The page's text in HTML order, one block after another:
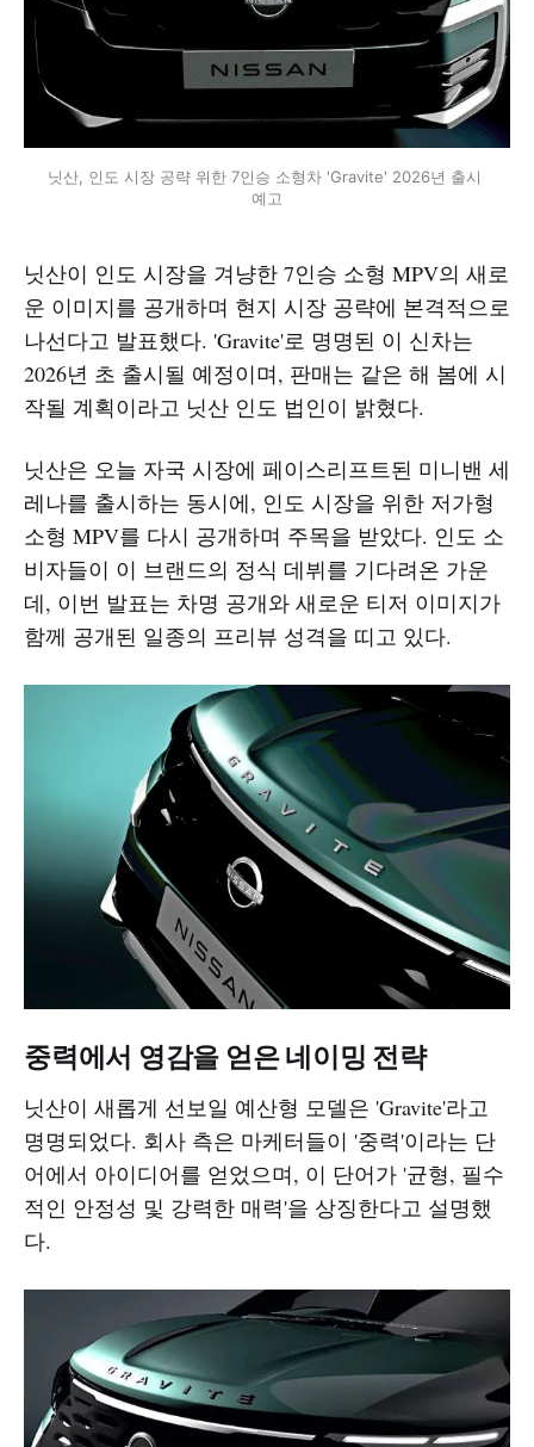
닛산, 인도 시장 공략 위한 7인승 소형차 'Gravite' 2026년 출시
예고
닛산이 인도 시장을 겨냥한 7인승 소형 MPV의 새로
운 이미지를 공개하며 현지 시장 공략에 본격적으로
나선다고 발표했다. 'Gravite'로 명명된 이 신차는
2026년 초 출시될 예정이며, 판매는 같은 해 봄에 시
작될 계획이라고 닛산 인도 법인이 밝혔다.
닛산은 오늘 자국 시장에 페이스리프트된 미니밴 세
레나를 출시하는 동시에, 인도 시장을 위한 저가형
소형 MPV를 다시 공개하며 주목을 받았다. 인도 소
비자들이 이 브랜드의 정식 데뷔를 기다려온 가운
데, 이번 발표는 차명 공개와 새로운 티저 이미지가
함께 공개된 일종의 프리뷰 성격을 띠고 있다.
중력에서 영감을 얻은 네이밍 전략
닛산이 새롭게 선보일 예산형 모델은 'Gravite'라고
명명되었다. 회사 측은 마케터들이 '중력'이라는 단
어에서 아이디어를 얻었으며, 이 단어가 '균형, 필수
적인 안정성 및 강력한 매력'을 상징한다고 설명했
다.